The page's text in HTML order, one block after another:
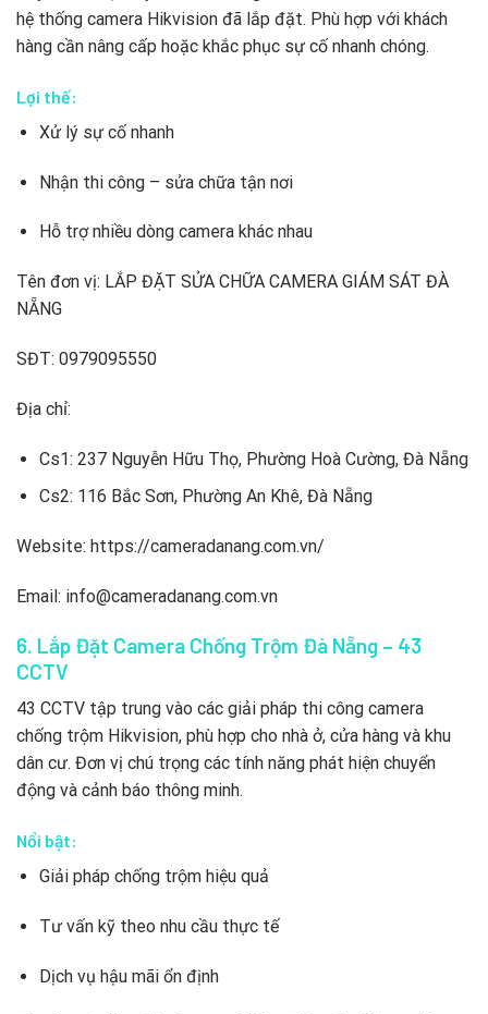
hệ thống camera Hikvision đã lắp đặt. Phù hợp với khách
hàng cần nâng cấp hoặc khắc phục sự cố nhanh chóng.
Lợi thế:
Xử lý sự cố nhanh
Nhận thi công – sửa chữa tận nơi
Hỗ trợ nhiều dòng camera khác nhau
Tên đơn vị: LẮP ĐẶT SỬA CHỮA CAMERA GIÁM SÁT ĐÀ
NẴNG
SĐT: 0979095550
Địa chỉ:
Cs1: 237 Nguyễn Hữu Thọ, Phường Hoà Cường, Đà Nẵng
Cs2: 116 Bắc Sơn, Phường An Khê, Đà Nẵng
Website: https://cameradanang.com.vn/
Email: info@cameradanang.com.vn
6. Lắp Đặt Camera Chống Trộm Đà Nẵng – 43
CCTV
43 CCTV tập trung vào các giải pháp thi công camera
chống trộm Hikvision, phù hợp cho nhà ở, cửa hàng và khu
dân cư. Đơn vị chú trọng các tính năng phát hiện chuyển
động và cảnh báo thông minh.
Nổi bật:
Giải pháp chống trộm hiệu quả
Tư vấn kỹ theo nhu cầu thực tế
Dịch vụ hậu mãi ổn định